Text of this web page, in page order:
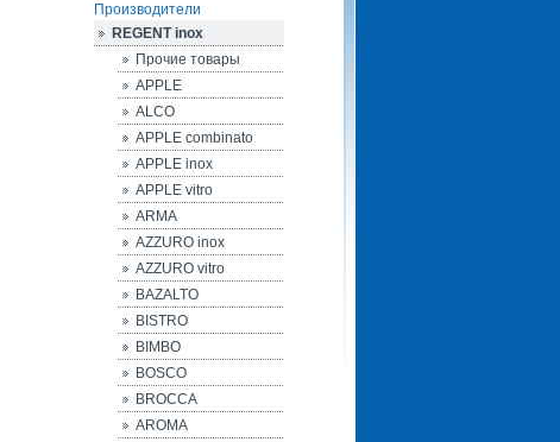
Производители
REGENT inox
Прочие товары
APPLE
ALCO
APPLE combinato
APPLE inox
APPLE vitro
ARMA
AZZURO inox
AZZURO vitro
BAZALTO
BISTRO
BIMBO
BOSCO
BROCCA
AROMA